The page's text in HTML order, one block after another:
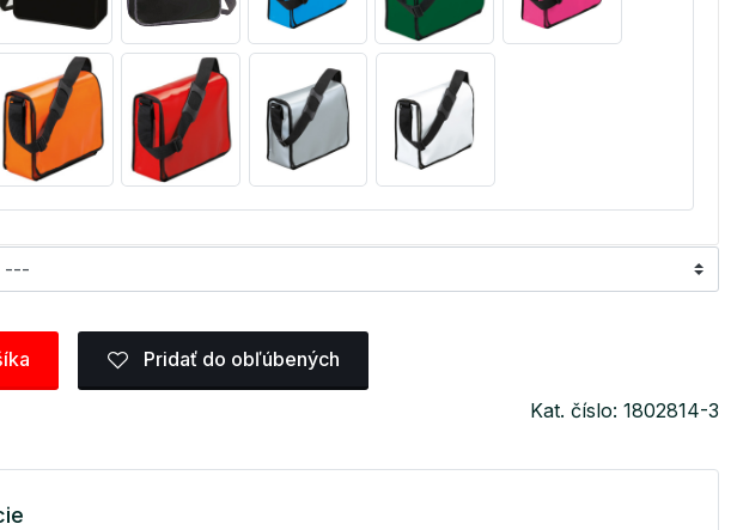
Pridať do obľúbených
Kat. číslo: 1802814-3